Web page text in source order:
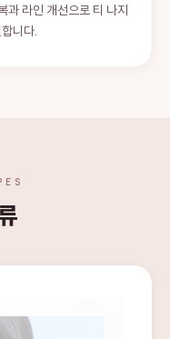
과 라인 개선으로 티 나지
니다.